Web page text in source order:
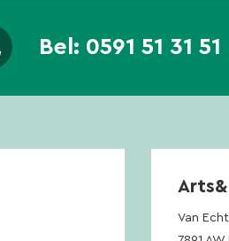
Bel: 0591 51 31 51
Van